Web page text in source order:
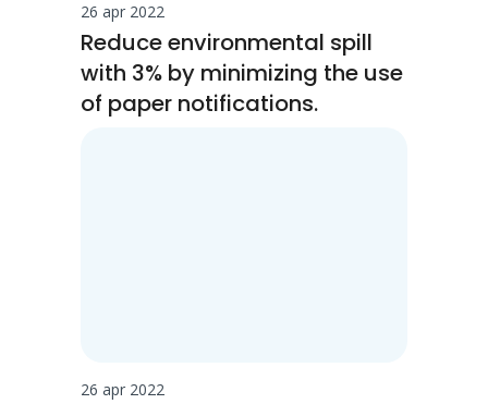
26 apr 2022
Reduce environmental spill
with 3% by minimizing the use
of paper notifications.
26 apr 2022